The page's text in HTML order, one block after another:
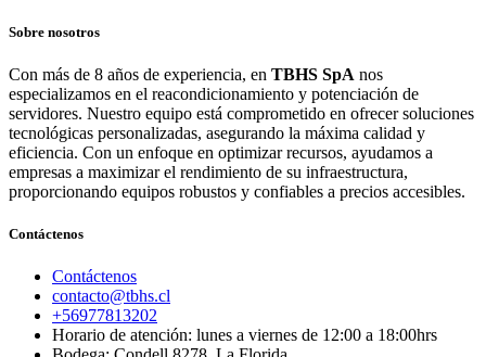
Sobre nosotros
Con más de 8 años de experiencia, en TBHS SpA nos
especializamos en el reacondicionamiento y potenciación de
servidores. Nuestro equipo está comprometido en ofrecer soluciones
tecnológicas personalizadas, asegurando la máxima calidad y
eficiencia. Con un enfoque en optimizar recursos, ayudamos a
empresas a maximizar el rendimiento de su infraestructura,
proporcionando equipos robustos y confiables a precios accesibles.
Contáctenos
Contáctenos
contacto@tbhs.cl
+56977813202
Horario de atención: lunes a viernes de 12:00 a 18:00hrs